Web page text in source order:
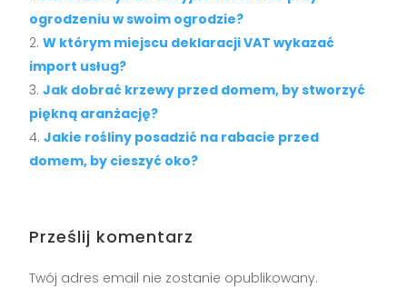
ogrodzeniu w swoim ogrodzie?
W którym miejscu deklaracji VAT wykazać
import usług?
Jak dobrać krzewy przed domem, by stworzyć
piękną aranżację?
Jakie rośliny posadzić na rabacie przed
domem, by cieszyć oko?
Prześlij komentarz
Twój adres email nie zostanie opublikowany.